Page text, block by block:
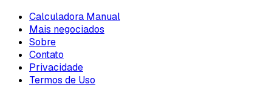
Calculadora Manual
Mais negociados
Sobre
Contato
Privacidade
Termos de Uso